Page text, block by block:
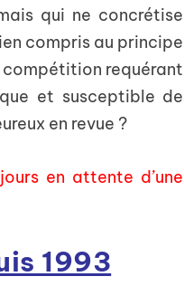
qui ne concrétise
compris au principe
compétition requérant
et susceptible de
en revue ?
en attente d’une
1993